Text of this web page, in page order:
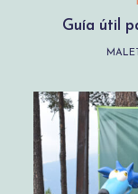
Guía útil